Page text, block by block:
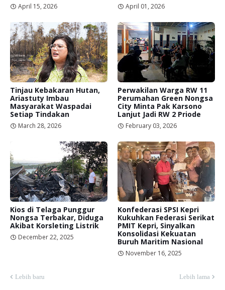
April 15, 2026 April 01, 2026
Tinjau Kebakaran Hutan,
Ariastuty Imbau
Masyarakat Waspadai
Setiap Tindakan
March 28, 2026
Perwakilan Warga RW 11
Perumahan Green Nongsa
City Minta Pak Karsono
Lanjut Jadi RW 2 Priode
February 03, 2026
Kios di Telaga Punggur
Nongsa Terbakar, Diduga
Akibat Korsleting Listrik
December 22, 2025
Konfederasi SPSI Kepri
Kukuhkan Federasi Serikat
PMIT Kepri, Sinyalkan
Konsolidasi Kekuatan
Buruh Maritim Nasional
November 16, 2025
Lebih baru Lebih lama